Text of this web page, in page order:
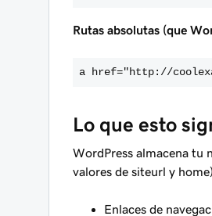
Rutas absolutas (que
a href="http://
Lo que esto
WordPress almacena tu
valores de siteurl y
Enlaces de